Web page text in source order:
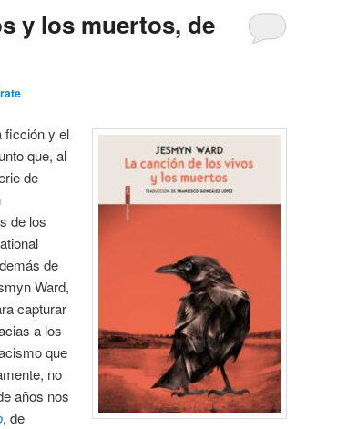
y los muertos, de
ficción y el
que, al
de
de los
de
Ward,
capturar
a los
que
no
años nos
, de